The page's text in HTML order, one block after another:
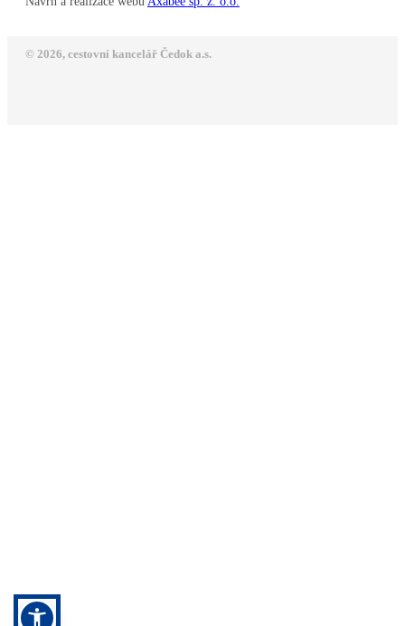
© 2026, cestovní kancelář Čedok a.s.